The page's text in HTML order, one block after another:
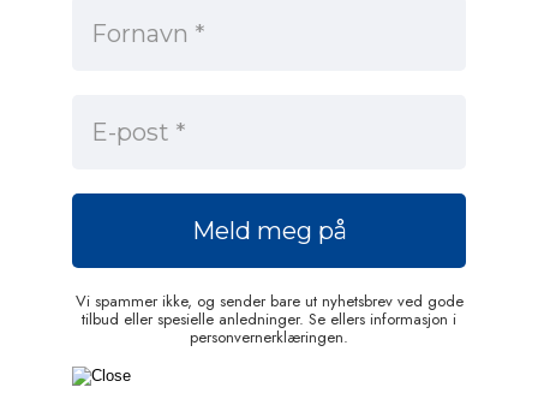
Vi spammer ikke, og sender bare ut nyhetsbrev ved gode
tilbud eller spesielle anledninger. Se ellers informasjon i
personvernerklæringen.